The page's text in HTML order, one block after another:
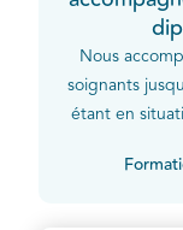
Nous
soignants
étant en